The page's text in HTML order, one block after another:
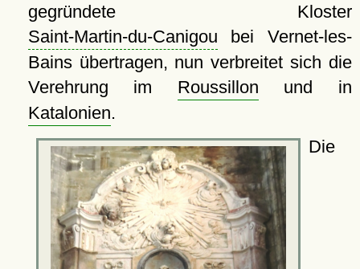
gegründete Kloster
Saint-Martin-du-Canigou bei Vernet-les-
Bains übertragen, nun verbreitet sich die
Verehrung im Roussillon und in
Katalonien.
Die